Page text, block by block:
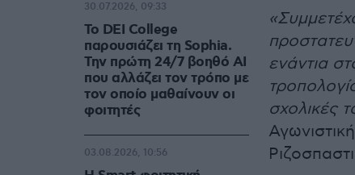
ενάντια
σχολικές
Το DEI College
παρουσιάζει τη Sophia.
Την πρώτη 24/7 βοηθό AI
που αλλάζει τον τρόπο με
τον οποίο μαθαίνουν οι
φοιτητές
30.07.2026, 09:33
03.08.2026, 10:56